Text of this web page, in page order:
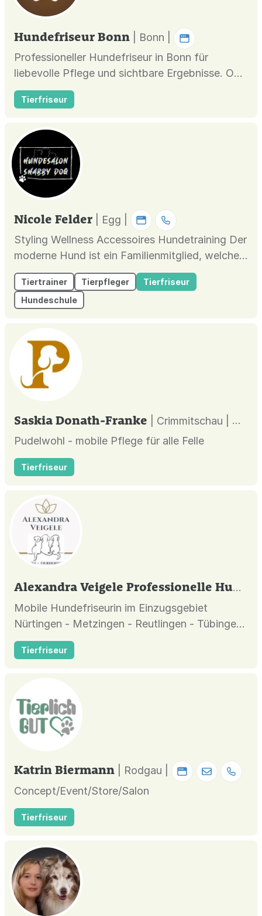
Hundefriseur Bonn
| Bonn |
Professioneller Hundefriseur in Bonn für
liebevolle Pflege und sichtbare Ergebnisse. Ob
Baden, Föhnen, Fellpflege oder Krallenpflege –
wir sorgen für gesunde Haut, glänzendes Fell
Tierfriseur
Nicole Felder
| Egg |
Styling Wellness Accessoires Hundetraining Der
moderne Hund ist ein Familienmitglied, welches
mit Würde behandelt werden muss. Deshalb
habe ich mich der Qualität und nicht der
Quantität verschrieben. Unser Gebot ist das
Tiertrainer Tierpfleger
Tierfriseur
Hundeschule
Saskia Donath-Franke
| Crimmitschau |
Pudelwohl - mobile Pflege für alle Felle
Tierfriseur
Alexandra Veigele Professionelle Hundepflege Mobil
Mobile Hundefriseurin im Einzugsgebiet
Nürtingen - Metzingen - Reutlingen - Tübingen
- Balingen - Rottweil
Tierfriseur
Katrin Biermann
| Rodgau |
Concept/Event/Store/Salon
Tierfriseur